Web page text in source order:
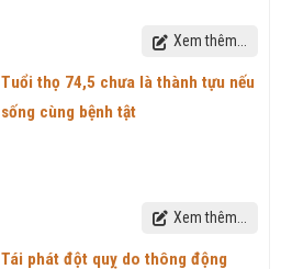
Xem thêm...
Tuổi thọ 74,5 chưa là thành tựu nếu
sống cùng bệnh tật
Xem thêm...
Tái phát đột quỵ do thông động